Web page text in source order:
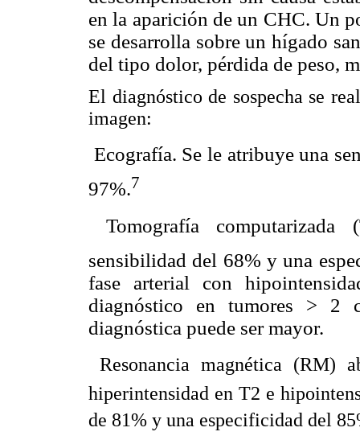
en la aparición de un CHC. Un
se desarrolla sobreun hígado
del tipo dolor, pérdida de peso,
El diagnóstico de sospecha se
imagen:
 Ecografía. Se le atribuye una
97%.7
 Tomografía
sensibilidad del 68% y una
fase arterial con
diagnóstico en tumores >
diagnóstica puede ser mayor.
 Resonancia magnética
hiperintensidad en T2 e
de 81% y una especificidad del